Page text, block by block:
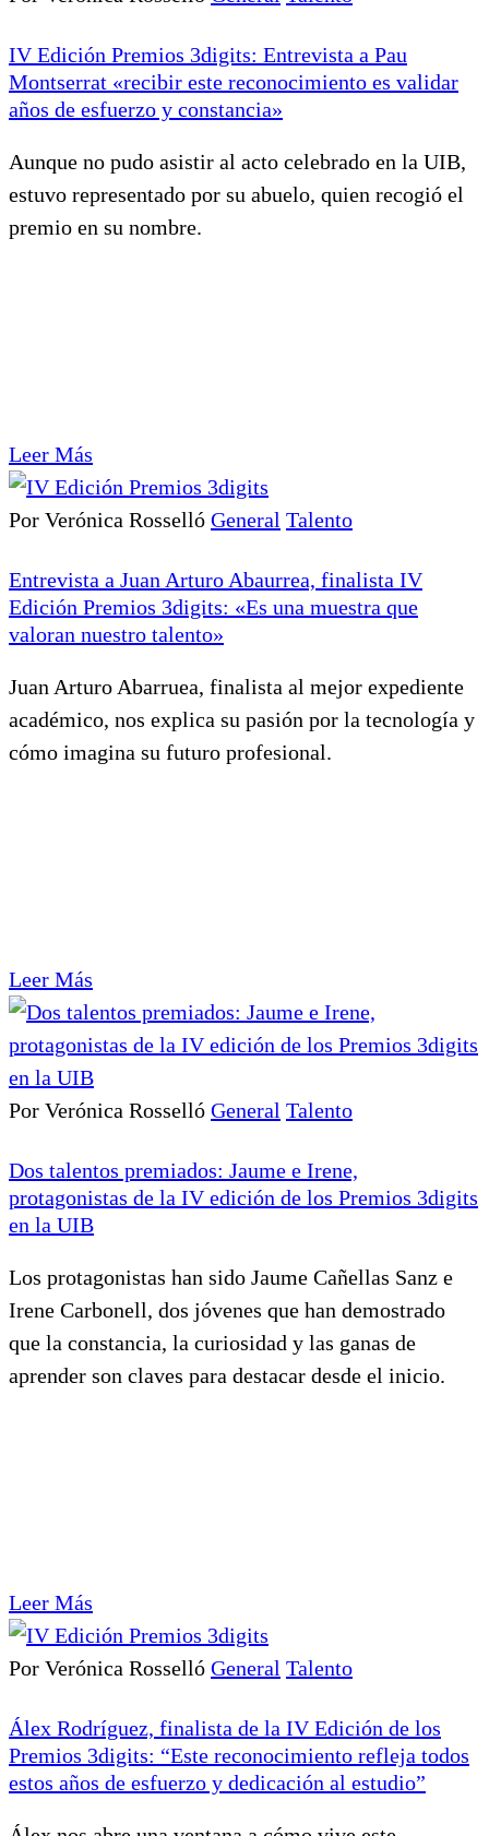
IV Edición Premios 3digits: Entrevista a Pau
Montserrat «recibir este reconocimiento es validar
años de esfuerzo y constancia»
Aunque no pudo asistir al acto celebrado en la UIB,
estuvo representado por su abuelo, quien recogió el
premio en su nombre.
Leer Más
Por Verónica Rosselló General Talento
Entrevista a Juan Arturo Abaurrea, finalista IV
Edición Premios 3digits: «Es una muestra que
valoran nuestro talento»
Juan Arturo Abarruea, finalista al mejor expediente
académico, nos explica su pasión por la tecnología y
cómo imagina su futuro profesional.
Leer Más
Por Verónica Rosselló General Talento
Dos talentos premiados: Jaume e Irene,
protagonistas de la IV edición de los Premios 3digits
en la UIB
Los protagonistas han sido Jaume Cañellas Sanz e
Irene Carbonell, dos jóvenes que han demostrado
que la constancia, la curiosidad y las ganas de
aprender son claves para destacar desde el inicio.
Leer Más
Por Verónica Rosselló General Talento
Álex Rodríguez, finalista de la IV Edición de los
Premios 3digits: “Este reconocimiento refleja todos
estos años de esfuerzo y dedicación al estudio”